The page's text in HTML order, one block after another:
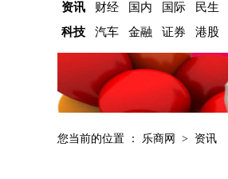
资讯 财经 国内 国际 民生
科技
汽车 金融 证券 港股
您当前的位置 ： 乐商网 > 资讯